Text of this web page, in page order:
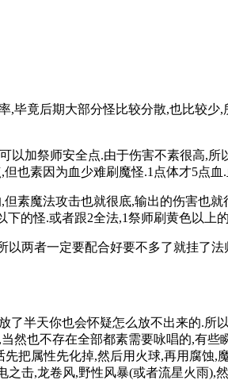
毕竟后期大部分怪比较分散,也比较
以加祭师安全点.由于伤害不素很高,
也素因为血少难刷魔怪.1点体才5点
素魔法攻击也就很底,输出的伤害也
的怪.或者跟2全法,1祭师刷黄色以上
两者一定要配合好要不多了就挂了
半天你也会怀疑怎么放不出来的.所
然也不存在全部都素需要咏唱的,有
把属性先化掉,然后用火球,再用腐蚀
击,龙卷风,野性风暴(或者流星火雨),